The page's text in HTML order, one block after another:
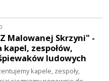
Malowanej Skrzyni" -
zespołów,
ludowych
kapele, zespoły,